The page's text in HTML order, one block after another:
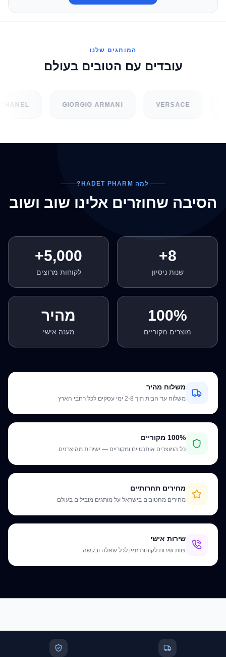
המותגים שלנו
עובדים עם הטובים בעולם
GIORGIO ARMANI VERSACE
למה HADET PHARM?
הסיבה שחוזרים אלינו שוב ושוב
8+
שנות ניסיון
5,000+
לקוחות מרוצים
100%
מוצרים מקוריים
מהיר
מענה אישי
משלוח מהיר
משלוח עד הבית תוך 2-8 ימי עסקים לכל רחבי הארץ
100% מקוריים
כל המוצרים אותנטיים ומקוריים — ישירות מהיצרנים
מחירים תחרותיים
מחירים מהטובים בישראל על מותגים מובילים בעולם
שירות אישי
צוות שירות לקוחות זמין לכל שאלה ובקשה